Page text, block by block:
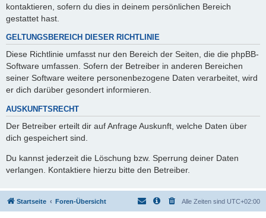
kontaktieren, sofern du dies in deinem persönlichen Bereich
gestattet hast.
GELTUNGSBEREICH DIESER RICHTLINIE
Diese Richtlinie umfasst nur den Bereich der Seiten, die die phpBB-
Software umfassen. Sofern der Betreiber in anderen Bereichen
seiner Software weitere personenbezogene Daten verarbeitet, wird
er dich darüber gesondert informieren.
AUSKUNFTSRECHT
Der Betreiber erteilt dir auf Anfrage Auskunft, welche Daten über
dich gespeichert sind.
Du kannst jederzeit die Löschung bzw. Sperrung deiner Daten
verlangen. Kontaktiere hierzu bitte den Betreiber.
Startseite Foren-Übersicht Alle Zeiten sind UTC+02:00